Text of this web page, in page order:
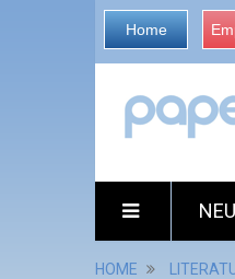
Home
NEU
HOME